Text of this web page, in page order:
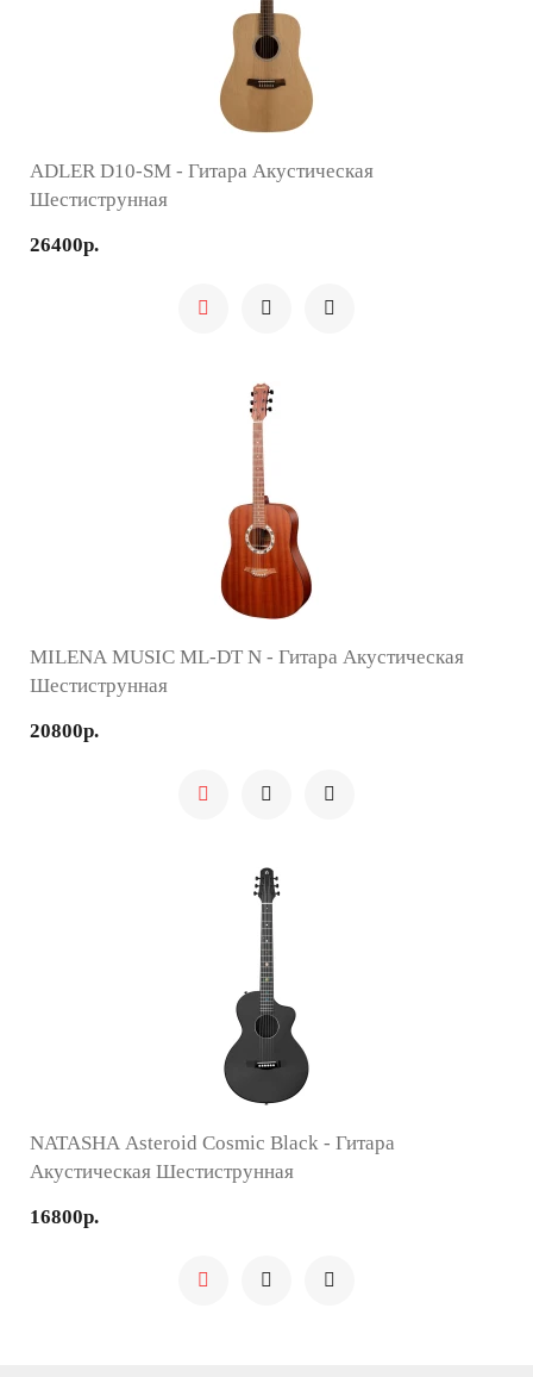
ADLER D10-SM - Гитара Акустическая
Шестиструнная
26400р.
MILENA MUSIC ML-DT N - Гитара Акустическая
Шестиструнная
20800р.
NATASHA Asteroid Cosmic Black - Гитара
Акустическая Шестиструнная
16800р.